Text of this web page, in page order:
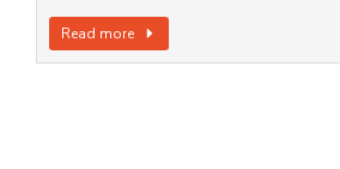
Read more